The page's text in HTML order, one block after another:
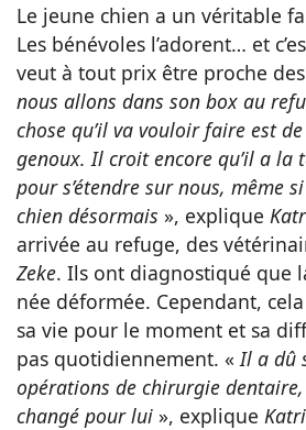
Le jeune chien a un véritable
Les bénévoles l’adorent… et
veut à tout prix être proche
nous allons dans son box au
chose qu’il va vouloir faire est de
genoux. Il croit encore qu’il a la
pour s’étendre sur nous, même
chien désormais », explique
arrivée au refuge, des
Zeke. Ils ont diagnostiqué que
née déformée. Cependant,
sa vie pour le moment et sa
pas quotidiennement. «Il a dû
opérations de chirurgie dentaire,
changé pour lui », explique